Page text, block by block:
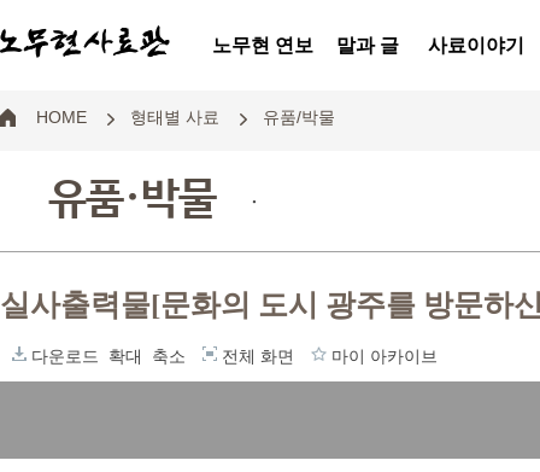
노무현 연보 말과 글 사료이야기
HOME 형태별 사료 유품/박물
유품·박물 .
실사출력물[문화의 도시 광주를 방문하
다운로드 확대 축소 전체 화면 마이 아카이브